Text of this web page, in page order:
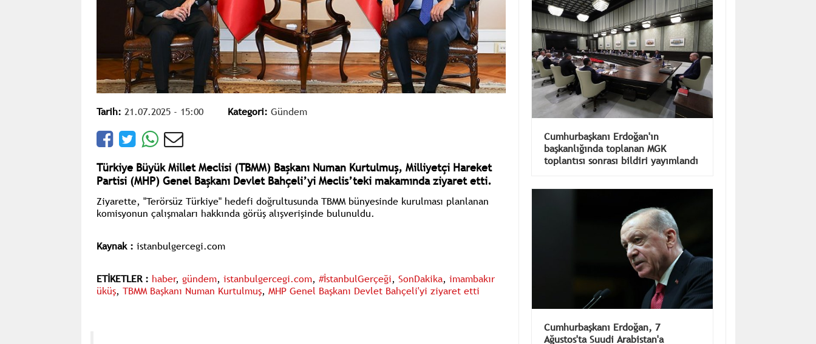
Tarih: 21.07.2025 - 15:00 Kategori: Gündem
Türkiye Büyük Millet Meclisi (TBMM) Başkanı Numan Kurtulmuş, Milliyetçi Hareket
Partisi (MHP) Genel Başkanı Devlet Bahçeli’yi Meclis’teki makamında ziyaret etti.
Ziyarette, "Terörsüz Türkiye" hedefi doğrultusunda TBMM bünyesinde kurulması planlanan
komisyonun çalışmaları hakkında görüş alışverişinde bulunuldu.
Kaynak : istanbulgercegi.com
ETİKETLER : haber, gündem, istanbulgercegi.com, #İstanbulGerçeği, SonDakika, imambakır
üküş, TBMM Başkanı Numan Kurtulmuş, MHP Genel Başkanı Devlet Bahçeli'yi ziyaret etti
Cumhurbaşkanı Erdoğan'ın
başkanlığında toplanan MGK